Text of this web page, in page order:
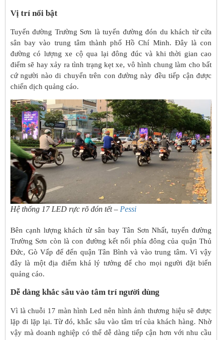
Vị trí nổi bật
Tuyến đường Trường Sơn là tuyến đường đón du khách từ cửa
sân bay vào trung tâm thành phố Hồ Chí Minh. Đây là con
đường có lượng xe cộ qua lại đông đúc và khi thời gian cao
điểm sẽ hay xảy ra tình trạng kẹt xe, vô hình chung làm cho bất
cứ người nào di chuyển trên con đường này đều tiếp cận được
chiến dịch quảng cáo.
Hệ thống 17 LED rực rõ đón tết – Pessi
Bên cạnh lượng khách từ sân bay Tân Sơn Nhất, tuyến đường
Trường Sơn còn là con đường kết nối phía đông của quận Thủ
Đức, Gò Vấp để đến quận Tân Bình và vào trung tâm. Vì vậy
đây là một địa điểm khá lý tưởng để cho mọi người đặt biển
quảng cáo.
Dễ dàng khắc sâu vào tâm trí người dùng
Vì là chuỗi 17 màn hình Led nên hình ảnh thương hiệu sẽ được
lặp đi lặp lại. Từ đó, khắc sâu vào tâm trí của khách hàng. Nhờ
vậy mà doanh nghiệp có thể dễ dàng tiếp cận hơn với nhu cầu